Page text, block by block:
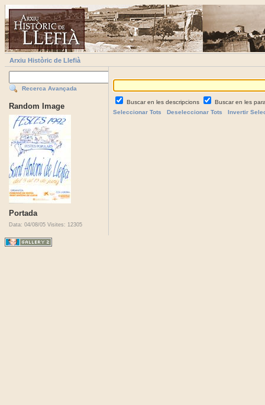
Arxiu Històric de Llefià
Recerca Avançada
Random Image
Portada
Data: 04/08/05 Visites: 12305
Buscar en les descripcions
Buscar en les
Seleccionar Tots
Deseleccionar Tots Invertir